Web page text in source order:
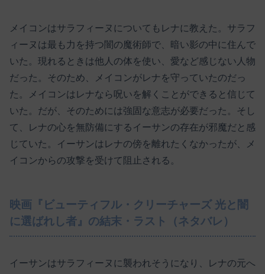
メイコンはサラフィーヌについてもレナに教えた。サラフ
ィーヌは最も力を持つ闇の魔術師で、暗い影の中に住んで
いた。現れるときは他人の体を使い、愛など感じない人物
だった。そのため、メイコンがレナを守っていたのだっ
た。メイコンはレナなら呪いを解くことができると信じて
いた。だが、そのためには強固な意志が必要だった。そし
て、レナの心を無防備にするイーサンの存在が邪魔だと感
じていた。イーサンはレナの傍を離れたくなかったが、メ
イコンからの攻撃を受けて阻止される。
映画『ビューティフル・クリーチャーズ 光と闇
に選ばれし者』の結末・ラスト（ネタバレ）
イーサンはサラフィーヌに襲われそうになり、レナの元へ